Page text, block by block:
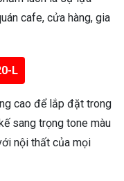
cafe, cửa hàng, gia
L
cao để lắp đặt trong
sang trọng tone màu
nội thất của mọi